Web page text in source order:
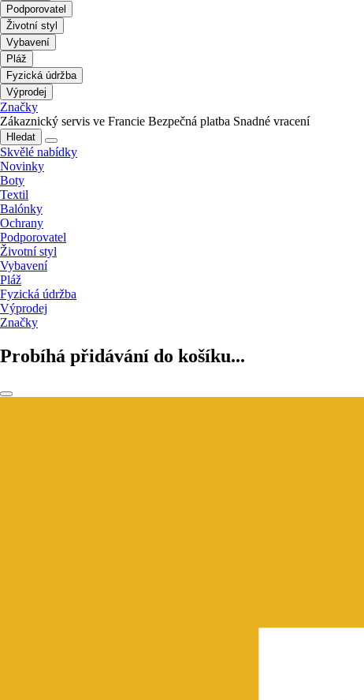
Podporovatel
Životní styl
Vybavení
Pláž
Fyzická údržba
Výprodej
Značky
Zákaznický servis ve Francie Bezpečná platba Snadné vracení
Hledat
Skvělé nabídky
Novinky
Boty
Textil
Balónky
Ochrany
Podporovatel
Životní styl
Vybavení
Pláž
Fyzická údržba
Výprodej
Značky
Probíhá přidávání do košíku...